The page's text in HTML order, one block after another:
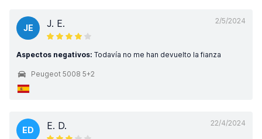
2/5/2024
JE J. E.
Aspectos negativos: Todavía no me han devuelto la fianza
Peugeot 5008 5+2
22/4/2024
ED E. D.